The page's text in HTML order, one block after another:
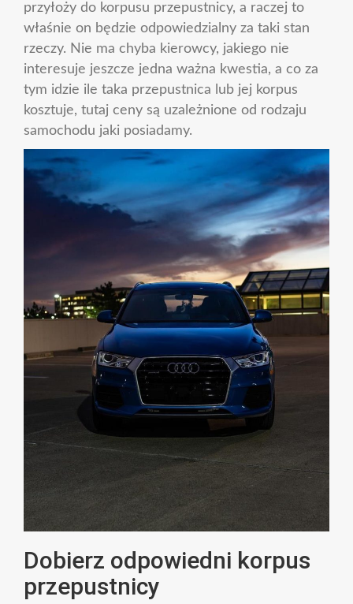
przyłoży do korpusu przepustnicy, a raczej to
właśnie on będzie odpowiedzialny za taki stan
rzeczy. Nie ma chyba kierowcy, jakiego nie
interesuje jeszcze jedna ważna kwestia, a co za
tym idzie ile taka przepustnica lub jej korpus
kosztuje, tutaj ceny są uzależnione od rodzaju
samochodu jaki posiadamy.
Dobierz odpowiedni korpus
przepustnicy